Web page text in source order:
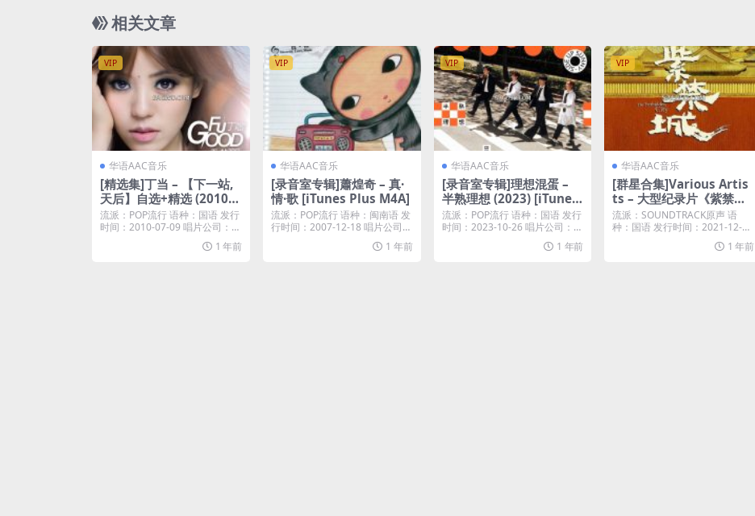
相关文章
VIP
华语AAC音乐
[精选集]丁当 – 【下一站,
天后】自选+精选 (2010)
[iTunes Plus M4A]
流派：POP流行 语种：国语 发行
时间：2010-07-09 唱片公司：℗
1 年前
VIP
华语AAC音乐
[录音室专辑]蕭煌奇 – 真·
情·歌 [iTunes Plus M4A]
流派：POP流行 语种：闽南语 发
行时间：2007-12-18 唱片公司：
1 年前
VIP
华语AAC音乐
[录音室专辑]理想混蛋 –
半熟理想 (2023) [iTunes
Plus M4A]
流派：POP流行 语种：国语 发行
时间：2023-10-26 唱片公司：℗
1 年前
VIP
华语AAC音乐
[群星合集]Various Artis
ts – 大型纪录片《紫禁
城》主题歌音乐专辑 (202
1) [iTunes Plus M4A]
流派：SOUNDTRACK原声 语
种：国语 发行时间：2021-12-03
1 年前